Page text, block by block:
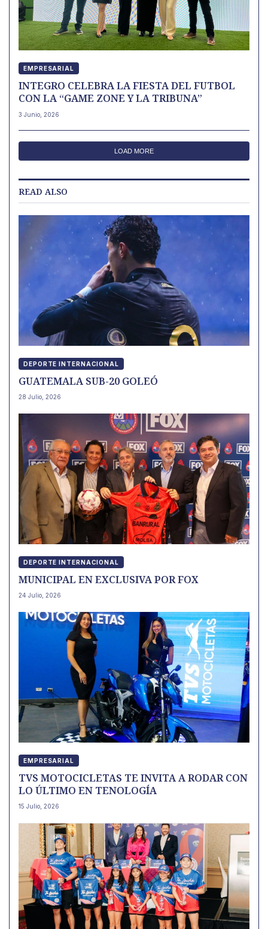
EMPRESARIAL
INTEGRO CELEBRA LA FIESTA DEL FUTBOL
CON LA “GAME ZONE Y LA TRIBUNA”
3 Junio, 2026
LOAD MORE
READ ALSO
DEPORTE INTERNACIONAL
GUATEMALA SUB-20 GOLEÓ
28 Julio, 2026
DEPORTE INTERNACIONAL
MUNICIPAL EN EXCLUSIVA POR FOX
24 Julio, 2026
EMPRESARIAL
TVS MOTOCICLETAS TE INVITA A RODAR CON
LO ÚLTIMO EN TENOLOGÍA
15 Julio, 2026